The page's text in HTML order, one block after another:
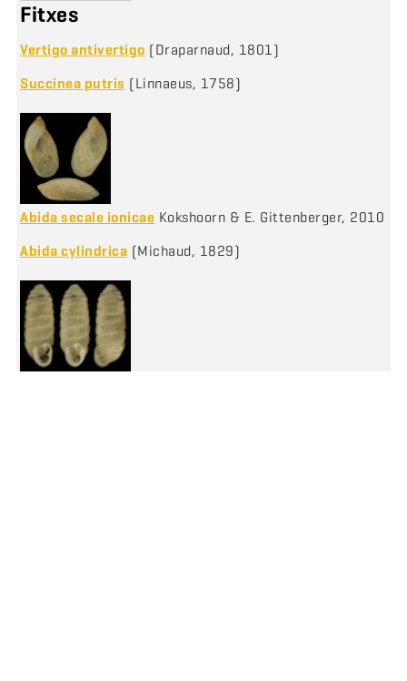
Fitxes
Vertigo antivertigo (Draparnaud, 1801)
Succinea putris (Linnaeus, 1758)
Abida secale ionicae Kokshoorn & E. Gittenberger, 2010
Abida cylindrica (Michaud, 1829)